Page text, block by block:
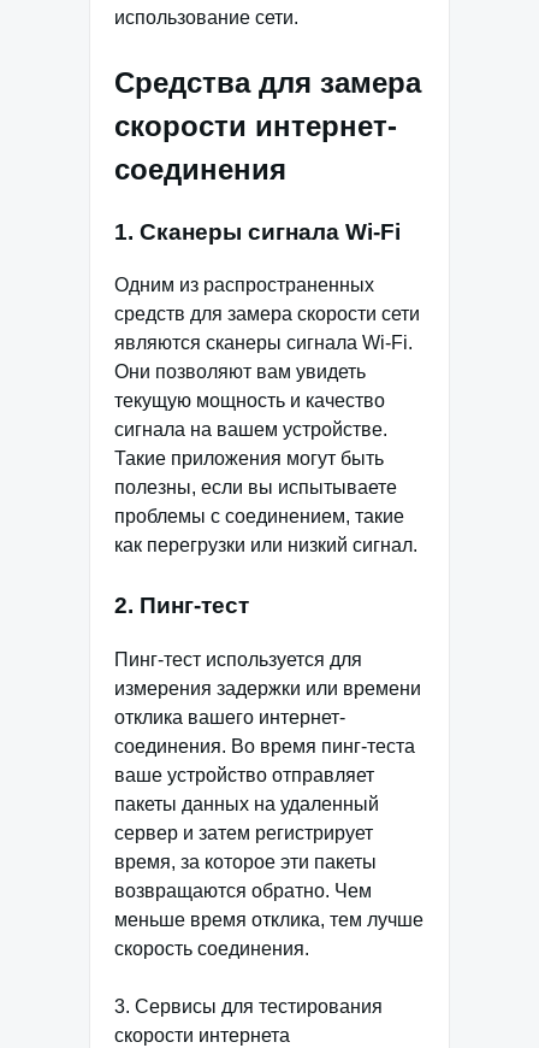
использование сети.
Средства для замера
скорости интернет-
соединения
1. Сканеры сигнала Wi-Fi
Одним из распространенных
средств для замера скорости сети
являются сканеры сигнала Wi-Fi.
Они позволяют вам увидеть
текущую мощность и качество
сигнала на вашем устройстве.
Такие приложения могут быть
полезны, если вы испытываете
проблемы с соединением, такие
как перегрузки или низкий сигнал.
2. Пинг-тест
Пинг-тест используется для
измерения задержки или времени
отклика вашего интернет-
соединения. Во время пинг-теста
ваше устройство отправляет
пакеты данных на удаленный
сервер и затем регистрирует
время, за которое эти пакеты
возвращаются обратно. Чем
меньше время отклика, тем лучше
скорость соединения.
3. Сервисы для тестирования
скорости интернета